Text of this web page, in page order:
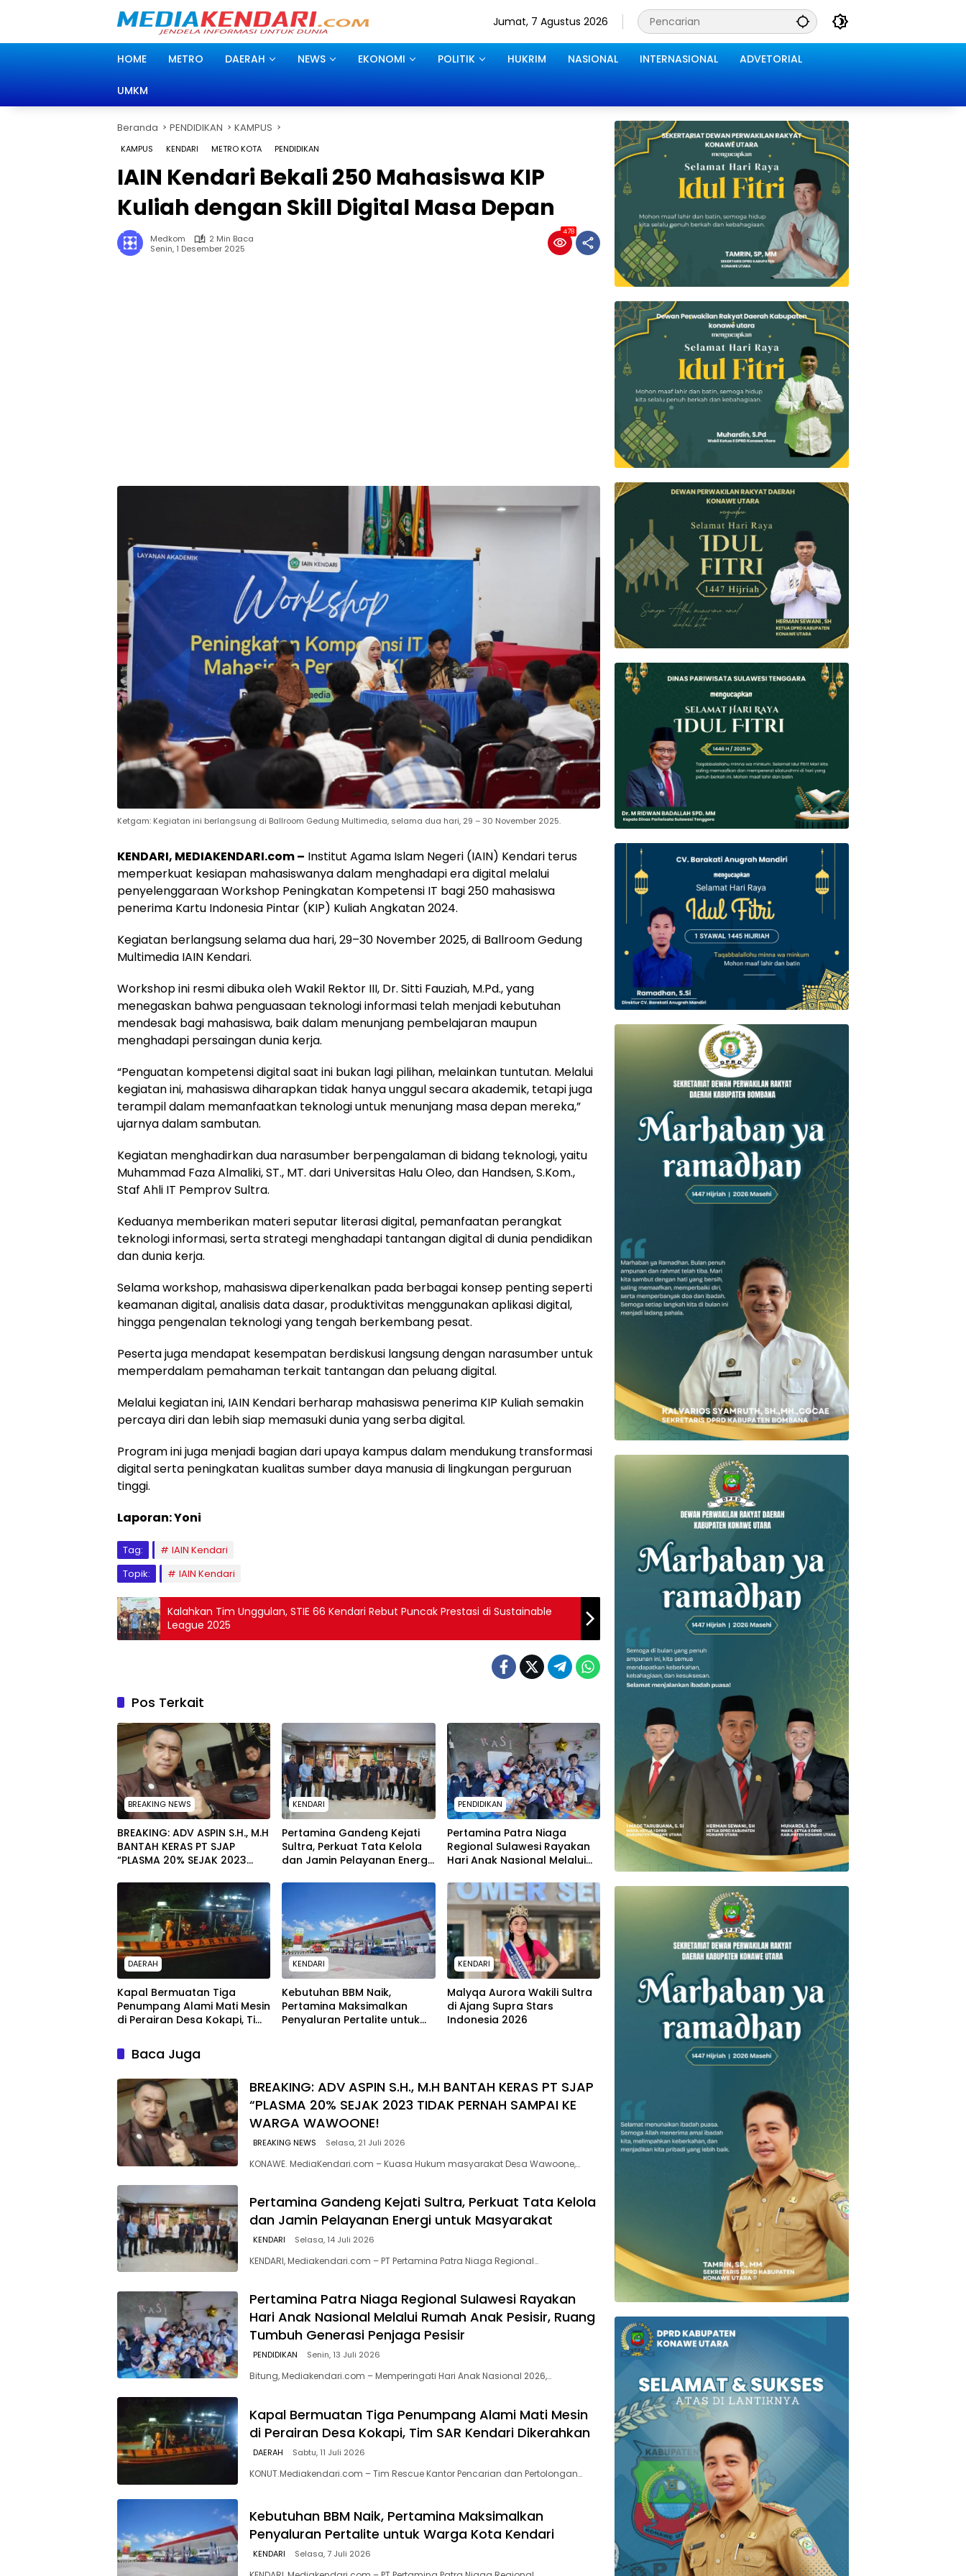
Jumat, 7 Agustus 2026
HOME METRO DAERAH NEWS EKONOMI POLITIK HUKRIM NASIONAL INTERNASIONAL ADVETORIAL
UMKM
Beranda PENDIDIKAN KAMPUS
KAMPUS KENDARI METRO KOTA PENDIDIKAN
IAIN Kendari Bekali 250 Mahasiswa KIP
Kuliah dengan Skill Digital Masa Depan
Medkom
2 Min Baca
Senin, 1 Desember 2025
478
Ketgam: Kegiatan ini berlangsung di Ballroom Gedung Multimedia, selama dua hari, 29 – 30 November 2025.
KENDARI, MEDIAKENDARI.com – Institut Agama Islam Negeri (IAIN) Kendari terus
memperkuat kesiapan mahasiswanya dalam menghadapi era digital melalui
penyelenggaraan Workshop Peningkatan Kompetensi IT bagi 250 mahasiswa
penerima Kartu Indonesia Pintar (KIP) Kuliah Angkatan 2024.
Kegiatan berlangsung selama dua hari, 29–30 November 2025, di Ballroom Gedung
Multimedia IAIN Kendari.
Workshop ini resmi dibuka oleh Wakil Rektor III, Dr. Sitti Fauziah, M.Pd., yang
menegaskan bahwa penguasaan teknologi informasi telah menjadi kebutuhan
mendesak bagi mahasiswa, baik dalam menunjang pembelajaran maupun
menghadapi persaingan dunia kerja.
“Penguatan kompetensi digital saat ini bukan lagi pilihan, melainkan tuntutan. Melalui
kegiatan ini, mahasiswa diharapkan tidak hanya unggul secara akademik, tetapi juga
terampil dalam memanfaatkan teknologi untuk menunjang masa depan mereka,”
ujarnya dalam sambutan.
Kegiatan menghadirkan dua narasumber berpengalaman di bidang teknologi, yaitu
Muhammad Faza Almaliki, ST., MT. dari Universitas Halu Oleo, dan Handsen, S.Kom.,
Staf Ahli IT Pemprov Sultra.
Keduanya memberikan materi seputar literasi digital, pemanfaatan perangkat
teknologi informasi, serta strategi menghadapi tantangan digital di dunia pendidikan
dan dunia kerja.
Selama workshop, mahasiswa diperkenalkan pada berbagai konsep penting seperti
keamanan digital, analisis data dasar, produktivitas menggunakan aplikasi digital,
hingga pengenalan teknologi yang tengah berkembang pesat.
Peserta juga mendapat kesempatan berdiskusi langsung dengan narasumber untuk
memperdalam pemahaman terkait tantangan dan peluang digital.
Melalui kegiatan ini, IAIN Kendari berharap mahasiswa penerima KIP Kuliah semakin
percaya diri dan lebih siap memasuki dunia yang serba digital.
Program ini juga menjadi bagian dari upaya kampus dalam mendukung transformasi
digital serta peningkatan kualitas sumber daya manusia di lingkungan perguruan
tinggi.
Laporan: Yoni
Tag:
IAIN Kendari
Topik:
IAIN Kendari
Kalahkan Tim Unggulan, STIE 66 Kendari Rebut Puncak Prestasi di Sustainable
League 2025
Pos Terkait
BREAKING NEWS
BREAKING: ADV ASPIN S.H., M.H
BANTAH KERAS PT SJAP
“PLASMA 20% SEJAK 2023
WARGA WAWOONE!
KENDARI
Pertamina Gandeng Kejati
Sultra, Perkuat Tata Kelola
dan Jamin Pelayanan Energi
PENDIDIKAN
Pertamina Patra Niaga
Regional Sulawesi Rayakan
Hari Anak Nasional Melalui
Tumbuh Generasi Penjaga
Pesisir
DAERAH
Kapal Bermuatan Tiga
Penumpang Alami Mati Mesin
di Perairan Desa Kokapi, Tim
KENDARI
Kebutuhan BBM Naik,
Pertamina Maksimalkan
Penyaluran Pertalite untuk
KENDARI
Malyqa Aurora Wakili Sultra
di Ajang Supra Stars
Indonesia 2026
Baca Juga
BREAKING: ADV ASPIN S.H., M.H BANTAH KERAS PT SJAP
“PLASMA 20% SEJAK 2023 TIDAK PERNAH SAMPAI KE
WARGA WAWOONE!
BREAKING NEWS Selasa, 21 Juli 2026
KONAWE. MediaKendari.com – Kuasa Hukum masyarakat Desa Wawoone,…
Pertamina Gandeng Kejati Sultra, Perkuat Tata Kelola
dan Jamin Pelayanan Energi untuk Masyarakat
KENDARI Selasa, 14 Juli 2026
KENDARI, Mediakendari.com – PT Pertamina Patra Niaga Regional…
Pertamina Patra Niaga Regional Sulawesi Rayakan
Hari Anak Nasional Melalui Rumah Anak Pesisir, Ruang
Tumbuh Generasi Penjaga Pesisir
PENDIDIKAN Senin, 13 Juli 2026
Bitung, Mediakendari.com – Memperingati Hari Anak Nasional 2026,…
Kapal Bermuatan Tiga Penumpang Alami Mati Mesin
di Perairan Desa Kokapi, Tim SAR Kendari Dikerahkan
DAERAH Sabtu, 11 Juli 2026
KONUT.Mediakendari.com – Tim Rescue Kantor Pencarian dan Pertolongan…
Kebutuhan BBM Naik, Pertamina Maksimalkan
Penyaluran Pertalite untuk Warga Kota Kendari
KENDARI Selasa, 7 Juli 2026